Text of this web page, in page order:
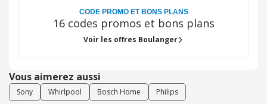
CODE PROMO ET BONS PLANS
16 codes promos et bons plans
Voir les offres Boulanger
Vous aimerez aussi
Sony Whirlpool Bosch Home Philips